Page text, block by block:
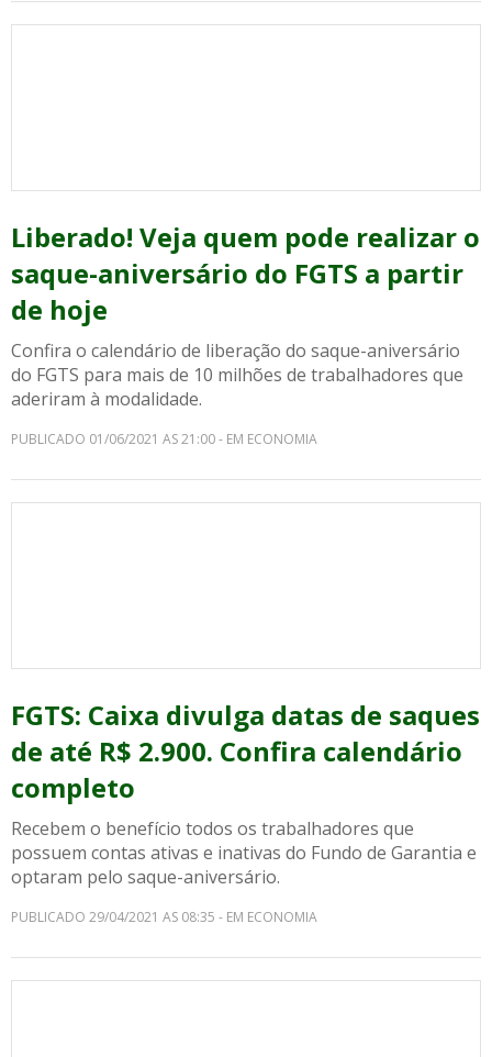
Liberado! Veja quem pode realizar o
saque-aniversário do FGTS a partir
de hoje
Confira o calendário de liberação do saque-aniversário
do FGTS para mais de 10 milhões de trabalhadores que
aderiram à modalidade.
PUBLICADO 01/06/2021 AS 21:00 - EM ECONOMIA
FGTS: Caixa divulga datas de saques
de até R$ 2.900. Confira calendário
completo
Recebem o benefício todos os trabalhadores que
possuem contas ativas e inativas do Fundo de Garantia e
optaram pelo saque-aniversário.
PUBLICADO 29/04/2021 AS 08:35 - EM ECONOMIA